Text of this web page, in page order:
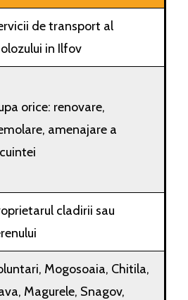
de transport al
in Ilfov
orice: renovare,
amenajare a
cladirii sau
Mogosoaia, Chitila,
Magurele, Snagov,